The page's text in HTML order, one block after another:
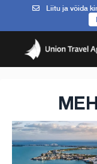
Liitu ja võida